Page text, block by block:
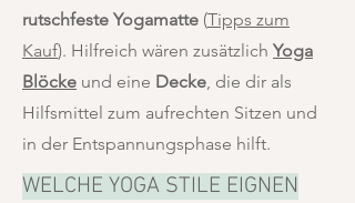
rutschfeste Yogamatte (Tipps zum
Kauf). Hilfreich wären zusätzlich Yoga
Blöcke und eine Decke, die dir als
Hilfsmittel zum aufrechten Sitzen und
in der Entspannungsphase hilft.
WELCHE YOGA STILE EIGNEN